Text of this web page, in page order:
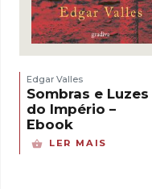
Edgar Valles
Sombras e Luzes
do Império –
Ebook
LER MAIS